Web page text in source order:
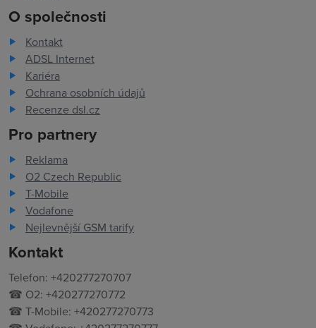
O společnosti
Kontakt
ADSL Internet
Kariéra
Ochrana osobních údajů
Recenze dsl.cz
Pro partnery
Reklama
O2 Czech Republic
T-Mobile
Vodafone
Nejlevnější GSM tarify
Kontakt
Telefon: +420277270707
☎ O2: +420277270772
☎ T-Mobile: +420277270773